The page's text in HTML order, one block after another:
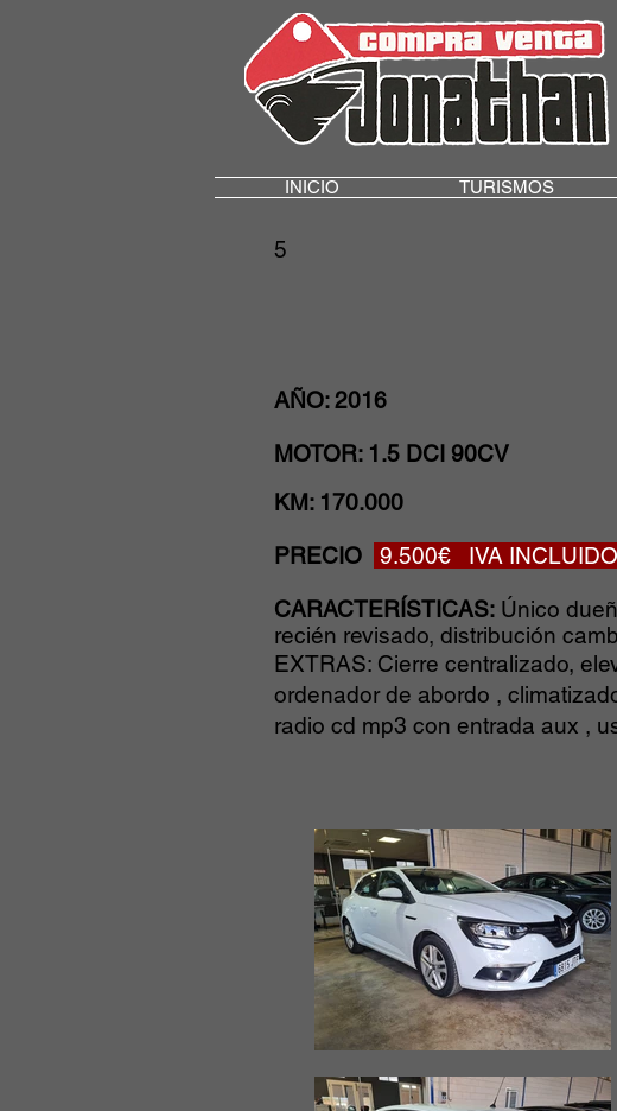
INICIO TURISMOS
5
AÑO: 2016
MOTOR: 1.5 DCI 90CV
KM: 170.000
PRECIO 9.500€ IVA INCLUIDO
CARACTERÍSTICAS: Único
recién revisado, distribución
EXTRAS: Cierre centralizado,
ordenador de abordo ,
radio cd mp3 con entrada aux ,